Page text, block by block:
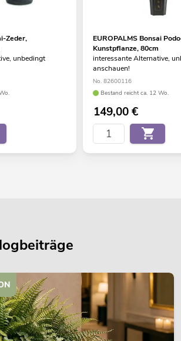
Zeder,
unbedingt
EUROPALMS Bonsai
Kunstpflanze, 80cm
interessante Alternative,
anschauen!
No. 82600116
Bestand reicht ca. 12 Wo.
149,00€